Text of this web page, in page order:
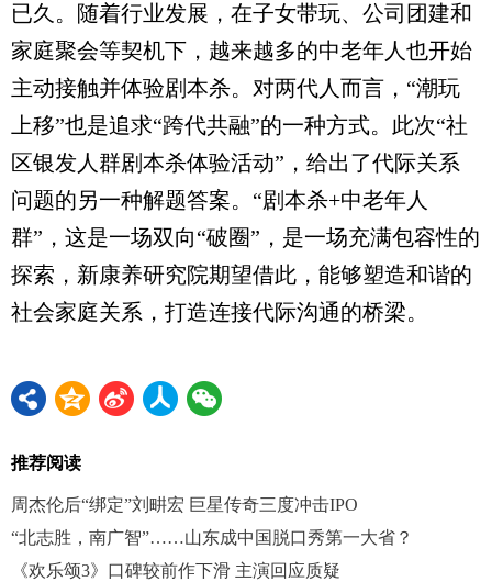
已久。随着行业发展，在子女带玩、公司团建和
家庭聚会等契机下，越来越多的中老年人也开始
主动接触并体验剧本杀。对两代人而言，“潮玩
上移”也是追求“跨代共融”的一种方式。此次“社
区银发人群剧本杀体验活动”，给出了代际关系
问题的另一种解题答案。“剧本杀+中老年人
群”，这是一场双向“破圈”，是一场充满包容性的
探索，新康养研究院期望借此，能够塑造和谐的
社会家庭关系，打造连接代际沟通的桥梁。
推荐阅读
周杰伦后“绑定”刘畊宏 巨星传奇三度冲击IPO
“北志胜，南广智”……山东成中国脱口秀第一大省？
《欢乐颂3》口碑较前作下滑 主演回应质疑